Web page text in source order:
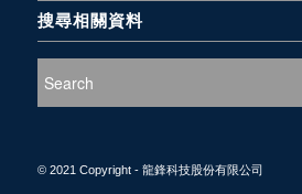
搜尋相關資料
© 2021 Copyright - 龍鋒科技股份有限公司